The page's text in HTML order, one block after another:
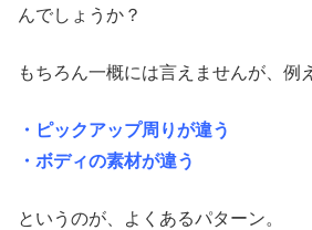
んでしょうか？
もちろん一概には言えませんが、例
・ピックアップ周りが違う
・ボディの素材が違う
というのが、よくあるパターン。